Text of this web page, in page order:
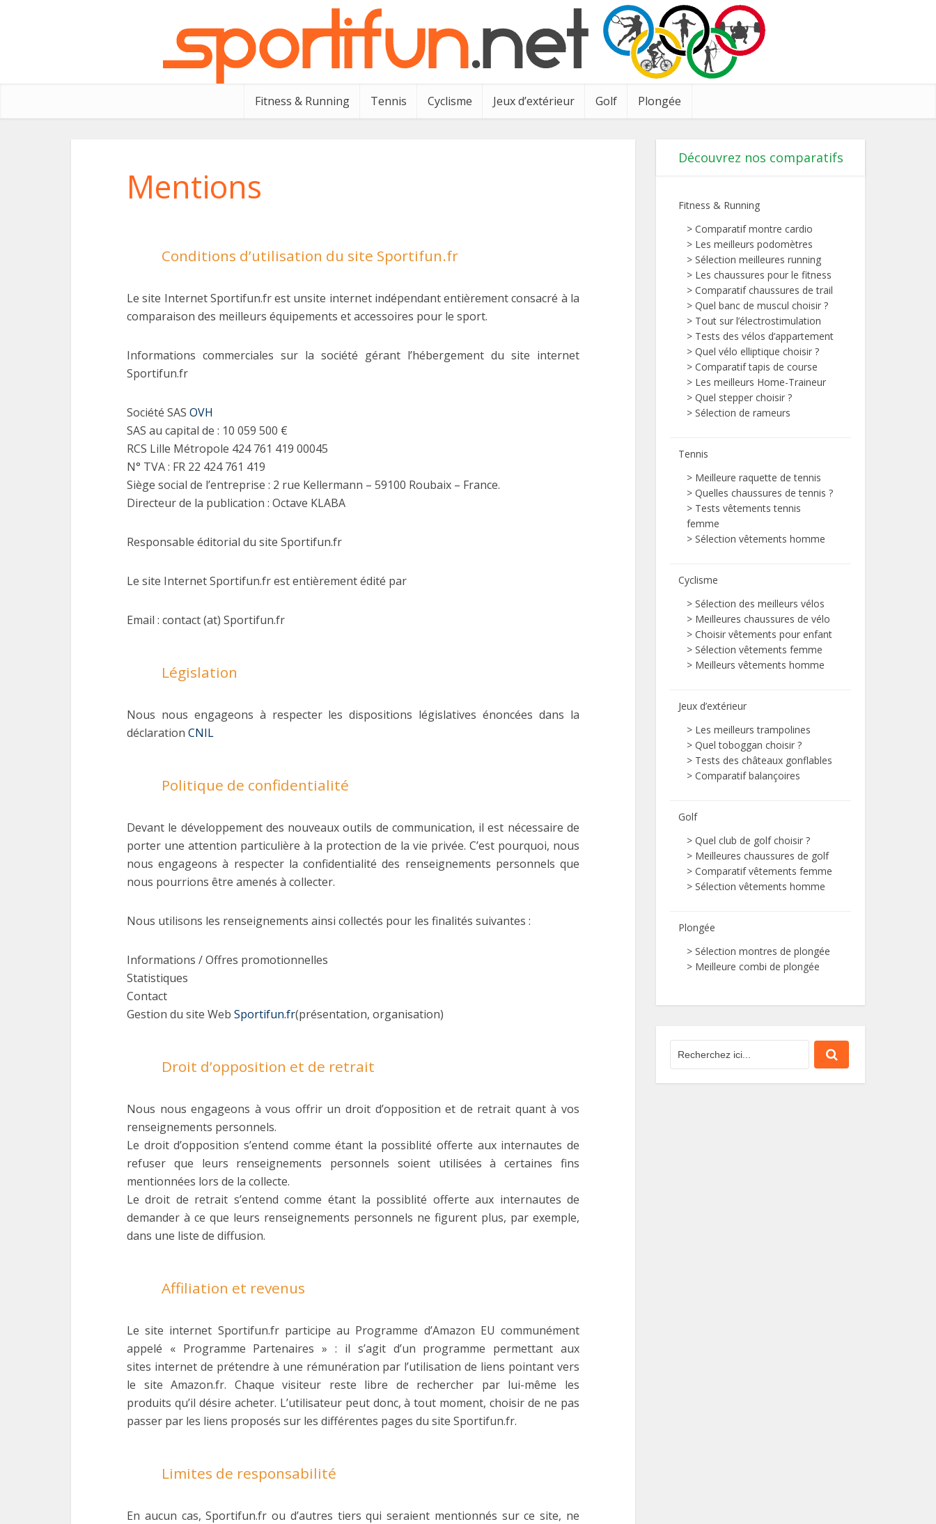
Fitness & Running Tennis Cyclisme Jeux d’extérieur Golf Plongée
Mentions
Conditions d’utilisation du site Sportifun.fr
Le site Internet Sportifun.fr est unsite internet indépendant entièrement consacré à la
comparaison des meilleurs équipements et accessoires pour le sport.
Informations commerciales sur la société gérant l’hébergement du site internet
Sportifun.fr
Société SAS OVH
SAS au capital de : 10 059 500 €
RCS Lille Métropole 424 761 419 00045
N° TVA : FR 22 424 761 419
Siège social de l’entreprise : 2 rue Kellermann – 59100 Roubaix – France.
Directeur de la publication : Octave KLABA
Responsable éditorial du site Sportifun.fr
Le site Internet Sportifun.fr est entièrement édité par
Email : contact (at) Sportifun.fr
Législation
Nous nous engageons à respecter les dispositions législatives énoncées dans la
déclaration CNIL
Politique de confidentialité
Devant le développement des nouveaux outils de communication, il est nécessaire de
porter une attention particulière à la protection de la vie privée. C’est pourquoi, nous
nous engageons à respecter la confidentialité des renseignements personnels que
nous pourrions être amenés à collecter.
Nous utilisons les renseignements ainsi collectés pour les finalités suivantes :
Informations / Offres promotionnelles
Statistiques
Contact
Gestion du site Web Sportifun.fr(présentation, organisation)
Droit d’opposition et de retrait
Nous nous engageons à vous offrir un droit d’opposition et de retrait quant à vos
renseignements personnels.
Le droit d’opposition s’entend comme étant la possiblité offerte aux internautes de
refuser que leurs renseignements personnels soient utilisées à certaines fins
mentionnées lors de la collecte.
Le droit de retrait s’entend comme étant la possiblité offerte aux internautes de
demander à ce que leurs renseignements personnels ne figurent plus, par exemple,
dans une liste de diffusion.
Affiliation et revenus
Le site internet Sportifun.fr participe au Programme d’Amazon EU communément
appelé « Programme Partenaires » : il s’agit d’un programme permettant aux
sites internet de prétendre à une rémunération par l’utilisation de liens pointant vers
le site Amazon.fr. Chaque visiteur reste libre de rechercher par lui-même les
produits qu’il désire acheter. L’utilisateur peut donc, à tout moment, choisir de ne pas
passer par les liens proposés sur les différentes pages du site Sportifun.fr.
Limites de responsabilité
En aucun cas, Sportifun.fr ou d’autres tiers qui seraient mentionnés sur ce site, ne
Découvrez nos comparatifs
Fitness & Running
> Comparatif montre cardio
> Les meilleurs podomètres
> Sélection meilleures running
> Les chaussures pour le fitness
> Comparatif chaussures de trail
> Quel banc de muscul choisir ?
> Tout sur l’électrostimulation
> Tests des vélos d’appartement
> Quel vélo elliptique choisir ?
> Comparatif tapis de course
> Les meilleurs Home-Traineur
> Quel stepper choisir ?
> Sélection de rameurs
Tennis
> Meilleure raquette de tennis
> Quelles chaussures de tennis ?
> Tests vêtements tennis
femme
> Sélection vêtements homme
Cyclisme
> Sélection des meilleurs vélos
> Meilleures chaussures de vélo
> Choisir vêtements pour enfant
> Sélection vêtements femme
> Meilleurs vêtements homme
Jeux d’extérieur
> Les meilleurs trampolines
> Quel toboggan choisir ?
> Tests des châteaux gonflables
> Comparatif balançoires
Golf
> Quel club de golf choisir ?
> Meilleures chaussures de golf
> Comparatif vêtements femme
> Sélection vêtements homme
Plongée
> Sélection montres de plongée
> Meilleure combi de plongée